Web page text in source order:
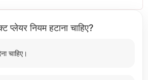
प्लेयर नियम हटाना चाहिए?
चाहिए।